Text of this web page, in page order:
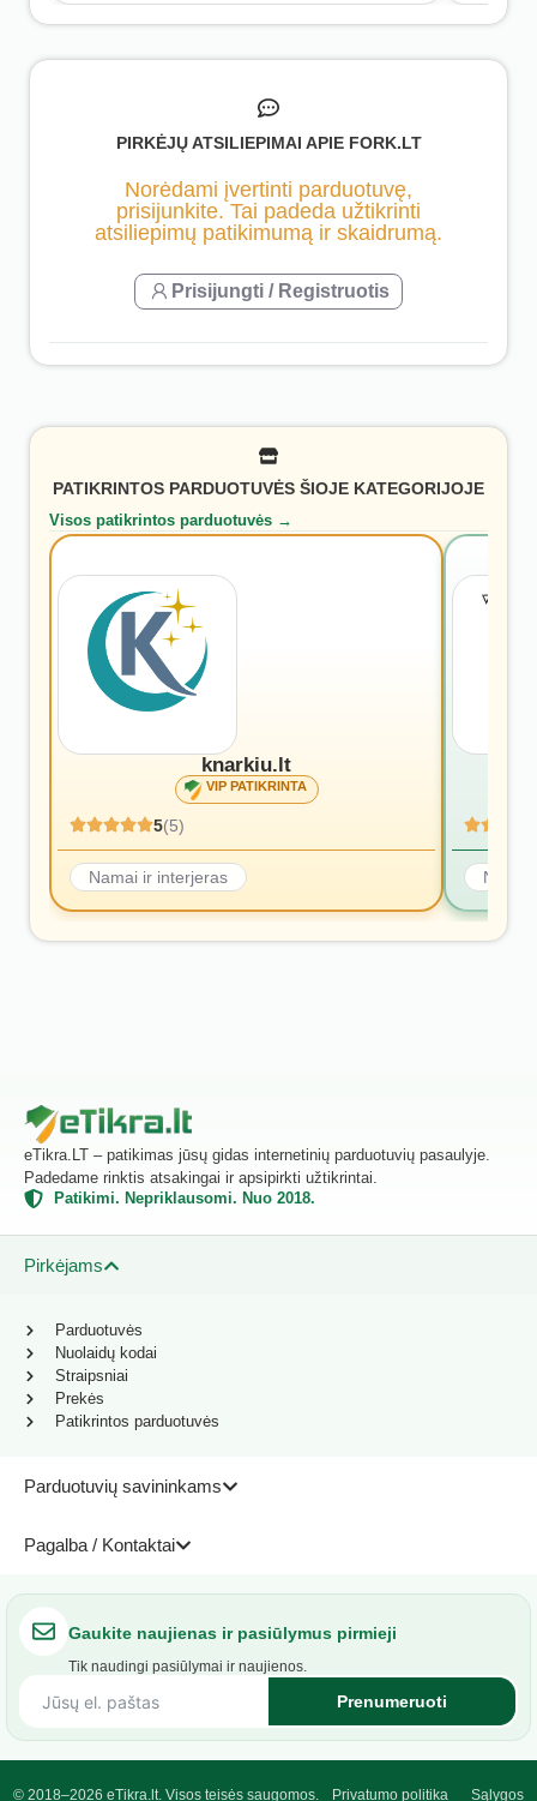
PIRKĖJŲ ATSILIEPIMAI APIE FORK.LT
Norėdami įvertinti parduotuvę,
prisijunkite. Tai padeda užtikrinti
atsiliepimų patikimumą ir skaidrumą.
Prisijungti / Registruotis
PATIKRINTOS PARDUOTUVĖS ŠIOJE KATEGORIJOJE
Visos patikrintos parduotuvės →
knarkiu.lt
VIP PATIKRINTA
5(5)
Namai ir interjeras
eTikra.LT – patikimas jūsų gidas internetinių parduotuvių pasaulyje.
Padedame rinktis atsakingai ir apsipirkti užtikrintai.
Patikimi. Nepriklausomi. Nuo 2018.
Pirkėjams
Parduotuvių savininkams
Pagalba / Kontaktai
Parduotuvės
Nuolaidų kodai
Straipsniai
Prekės
Patikrintos parduotuvės
Gaukite naujienas ir pasiūlymus pirmieji
Tik naudingi pasiūlymai ir naujienos.
Prenumeruoti
© 2018–2026 eTikra.lt. Visos teisės saugomos. Privatumo politika Sąlygos